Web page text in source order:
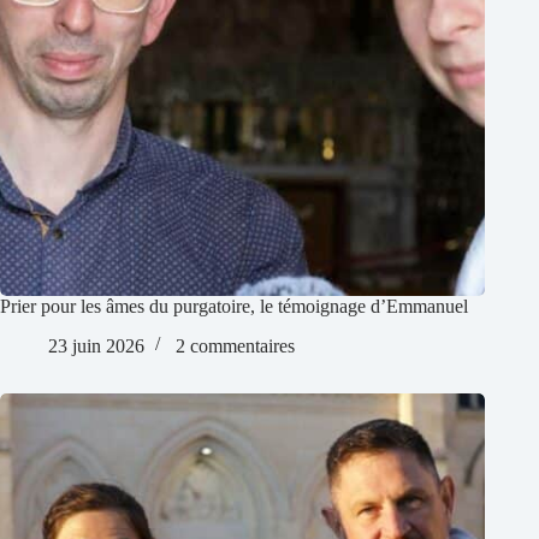
Prier pour les âmes du purgatoire, le témoignage d’Emmanuel
23 juin 2026
2 commentaires